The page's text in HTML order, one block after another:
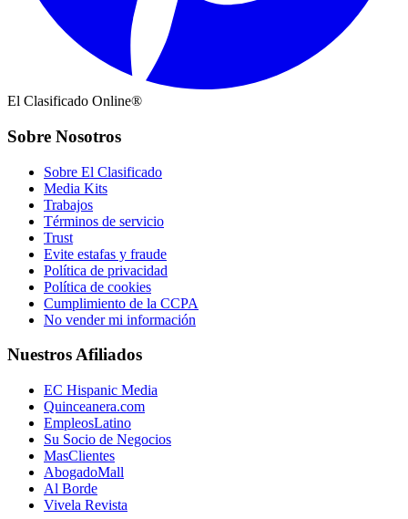
El Clasificado Online®
Sobre Nosotros
Sobre El Clasificado
Media Kits
Trabajos
Términos de servicio
Trust
Evite estafas y fraude
Política de privacidad
Política de cookies
Cumplimiento de la CCPA
No vender mi información
Nuestros Afiliados
EC Hispanic Media
Quinceanera.com
EmpleosLatino
Su Socio de Negocios
MasClientes
AbogadoMall
Al Borde
Vivela Revista